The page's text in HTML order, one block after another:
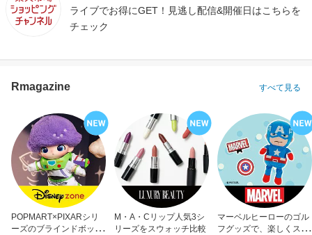
ライブでお得にGET！見逃し配信&開催日はこちらを
チェック
Rmagazine すべて見る
POPMART×PIXARシリ
ーズのブラインドボック
M・A・Cリップ人気3シ
リーズをスウォッチ比較
マーベルヒーローのゴル
フグッズで、楽しくスコ